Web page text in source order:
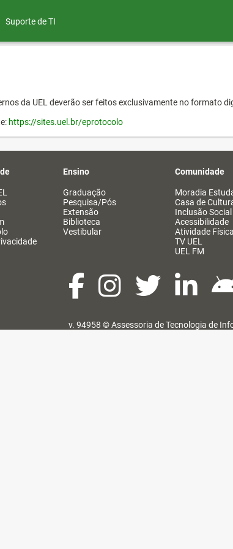
Suporte de TI
da UEL deverão ser feitos exclusivamente no formato
https://sites.uel.br/eprotocolo
Ensino
Graduação
Pesquisa/Pós
Extensão
Biblioteca
Vestibular
Comunidade
Moradia
Casa de
Inclusão Social
Acessibilidade
Atividade Física
TV UEL
UEL FM
v. 94958 ©Assessoria de Tecnologia de